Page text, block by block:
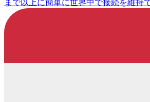
まで以上に簡単に世界中で接続を維持